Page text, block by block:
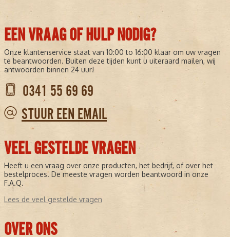
EEN VRAAG OF HULP NODIG?
Onze klantenservice staat van 10:00 to 16:00 klaar om uw vragen
te beantwoorden. Buiten deze tijden kunt u uiteraard mailen, wij
antwoorden binnen 24 uur!
0341 55 69 69
STUUR EEN EMAIL
VEEL GESTELDE VRAGEN
Heeft u een vraag over onze producten, het bedrijf, of over het
bestelproces. De meeste vragen worden beantwoord in onze
F.A.Q.
Lees de veel gestelde vragen
OVER ONS